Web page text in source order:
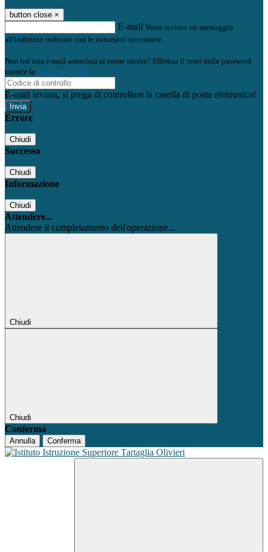
button close ×
E-mail Verrà inviato un messaggio
all'indirizzo indicato con le istruzioni necessarie.
Non hai una e-mail associata al nome utente? Effettua il reset della password
tramite la Login Spaggiari
E-mail inviata, si prega di controllare la casella di posta elettronica!
Errore
Chiudi
Successo
Chiudi
Informazione
Chiudi
Attendere...
Attendere il completamento dell'operazione...
Chiudi
Chiudi
Conferma
Annulla Conferma